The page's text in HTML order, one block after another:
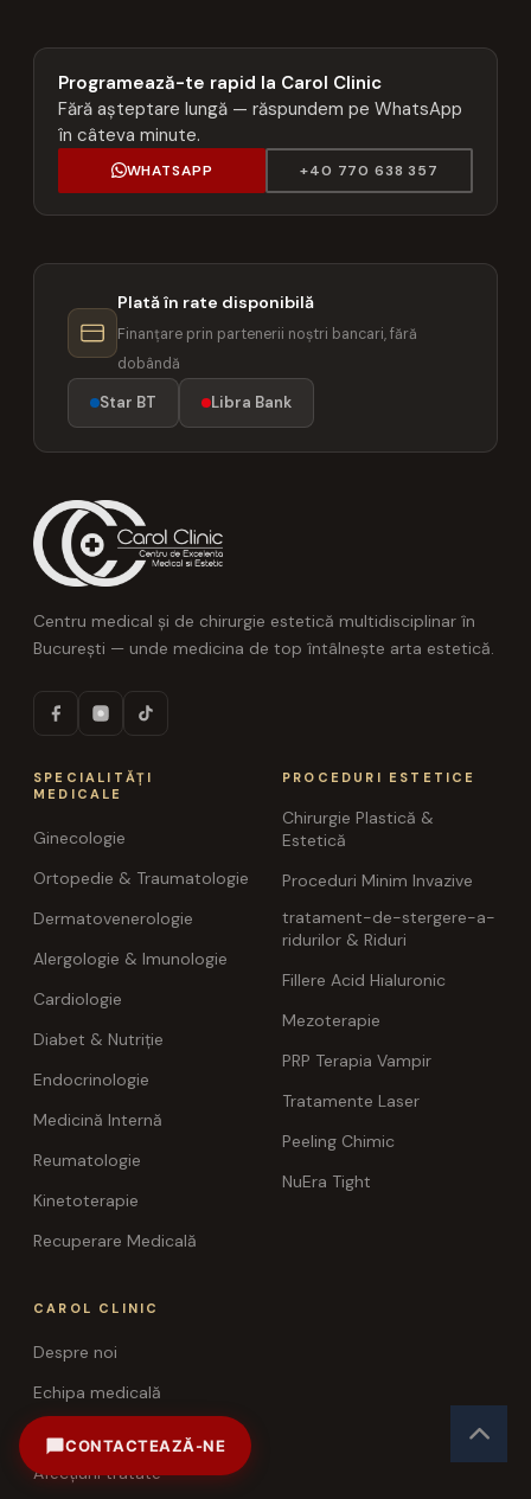
Programează-te rapid la Carol Clinic
Fără așteptare lungă — răspundem pe WhatsApp
în câteva minute.
WHATSAPP +40 770 638 357
Plată în rate disponibilă
Finanțare prin partenerii noștri bancari, fără
dobândă
Star BT Libra Bank
Centru medical și de chirurgie estetică multidisciplinar în
București — unde medicina de top întâlnește arta estetică.
SPECIALITĂȚI
MEDICALE
Ginecologie
Ortopedie & Traumatologie
Dermatovenerologie
Alergologie & Imunologie
Cardiologie
Diabet & Nutriție
Endocrinologie
Medicină Internă
Reumatologie
Kinetoterapie
Recuperare Medicală
PROCEDURI ESTETICE
Chirurgie Plastică &
Estetică
Proceduri Minim Invazive
tratament-de-stergere-a-
ridurilor & Riduri
Fillere Acid Hialuronic
Mezoterapie
PRP Terapia Vampir
Tratamente Laser
Peeling Chimic
NuEra Tight
CAROL CLINIC
Despre noi
Echipa medicală
Lista de prețuri
Afecțiuni tratate
CONTACTEAZĂ-NE
Sună acum
+40 371 71 61 61